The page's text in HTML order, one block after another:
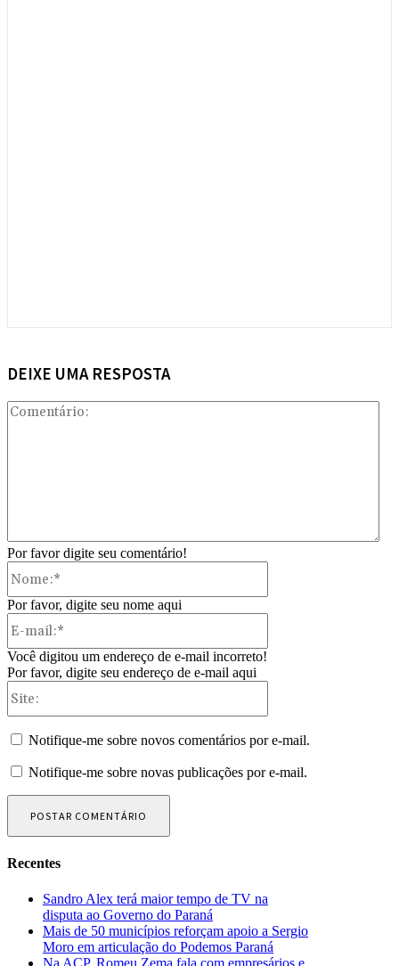
DEIXE UMA RESPOSTA
Por favor digite seu comentário!
Por favor, digite seu nome aqui
Você digitou um endereço de e-mail incorreto!
Por favor, digite seu endereço de e-mail aqui
Notifique-me sobre novos comentários por e-mail.
Notifique-me sobre novas publicações por e-mail.
Recentes
Sandro Alex terá maior tempo de TV na
disputa ao Governo do Paraná
Mais de 50 municípios reforçam apoio a Sergio
Moro em articulação do Podemos Paraná
Na ACP, Romeu Zema fala com empresários e